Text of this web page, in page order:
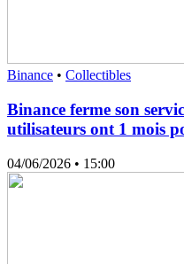
Binance • Collectibles
Binance ferme son
utilisateurs ont 1 mois
04/06/2026 • 15:00